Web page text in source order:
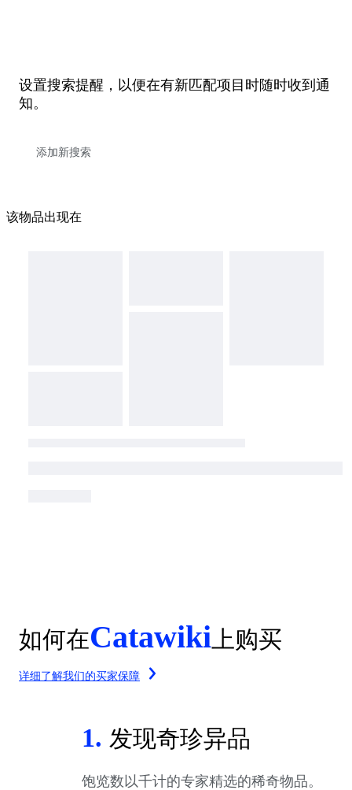
设置搜索提醒，以便在有新匹配项目时随时收到通
知。
该物品出现在
如何在Catawiki 上购买
详细了解我们的买家保障
1. 发现奇珍异品
饱览数以千计的专家精选的稀奇物品。